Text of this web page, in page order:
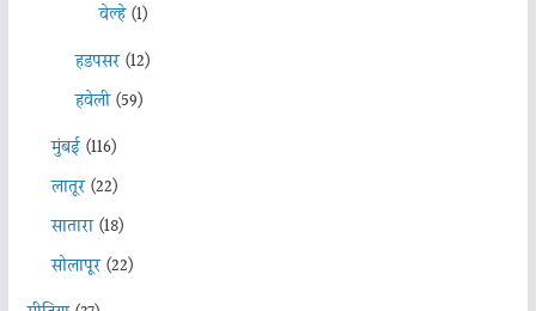
वेल्हे(1)
हडपसर(12)
हवेली(59)
मुंबई(116)
लातूर(22)
सातारा(18)
सोलापूर(22)